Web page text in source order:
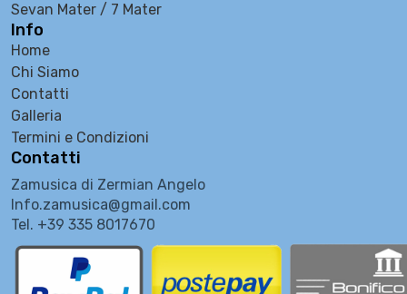
Sevan Mater / 7 Mater
Info
Home
Chi Siamo
Contatti
Galleria
Termini e Condizioni
Contatti
Zamusica di Zermian Angelo
Info.zamusica@gmail.com
Tel. +39 335 8017670